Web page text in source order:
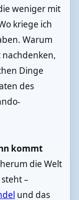
weniger mit
kriege ich
Warum
Dinge
des
kommt
die Welt
–
und das